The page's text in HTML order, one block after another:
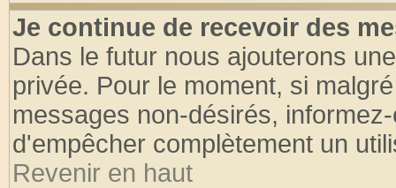
Je continue de recevoir des
Dans le futur nous ajouterons
privée. Pour le moment, si
messages non-désirés,
d'empêcher complètement un
Revenir en haut